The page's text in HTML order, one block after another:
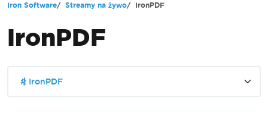
Iron Software Streamy na żywo IronPDF
IronPDF
# IronPDF